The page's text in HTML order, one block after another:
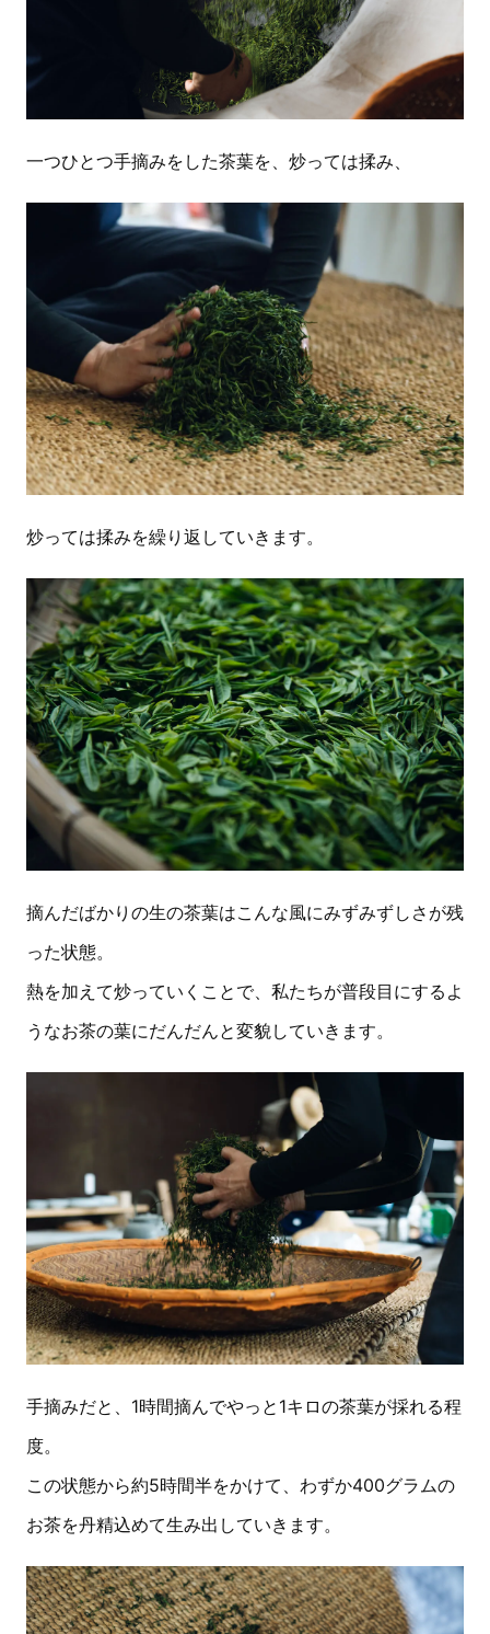
一つひとつ手摘みをした茶葉を、炒っては揉み、
炒っては揉みを繰り返していきます。
摘んだばかりの生の茶葉はこんな風にみずみずしさが残
った状態。
熱を加えて炒っていくことで、私たちが普段目にするよ
うなお茶の葉にだんだんと変貌していきます。
手摘みだと、1時間摘んでやっと1キロの茶葉が採れる程
度。
この状態から約5時間半をかけて、わずか400グラムの
お茶を丹精込めて生み出していきます。